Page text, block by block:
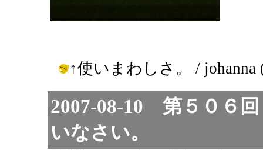
↑使いまわしさ。 / johanna
2007-08-10 第５０６
いなさい。